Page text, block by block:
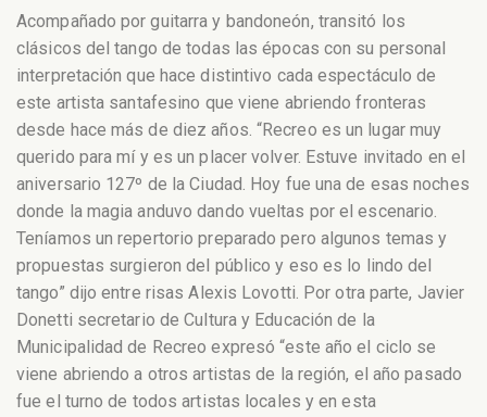
Acompañado por guitarra y bandoneón, transitó los
clásicos del tango de todas las épocas con su personal
interpretación que hace distintivo cada espectáculo de
este artista santafesino que viene abriendo fronteras
desde hace más de diez años. “Recreo es un lugar muy
querido para mí y es un placer volver. Estuve invitado en el
aniversario 127º de la Ciudad. Hoy fue una de esas noches
donde la magia anduvo dando vueltas por el escenario.
Teníamos un repertorio preparado pero algunos temas y
propuestas surgieron del público y eso es lo lindo del
tango” dijo entre risas Alexis Lovotti. Por otra parte, Javier
Donetti secretario de Cultura y Educación de la
Municipalidad de Recreo expresó “este año el ciclo se
viene abriendo a otros artistas de la región, el año pasado
fue el turno de todos artistas locales y en esta